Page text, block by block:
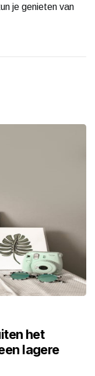
je genieten van
het
lagere